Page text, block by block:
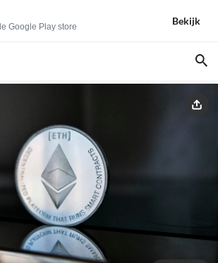
Google Play store
Bekijk